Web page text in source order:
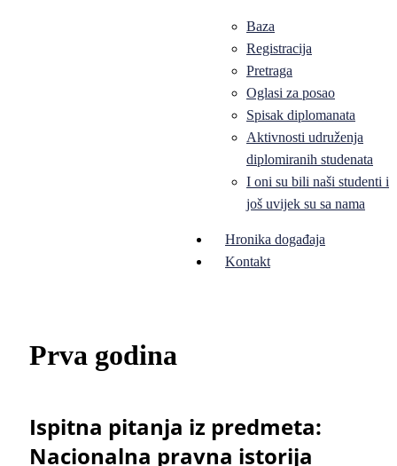
Baza
Registracija
Pretraga
Oglasi za posao
Spisak diplomanata
Aktivnosti udruženja
diplomiranih studenata
I oni su bili naši studenti i
još uvijek su sa nama
Hronika događaja
Kontakt
Prva godina
Ispitna pitanja iz predmeta:
Nacionalna pravna istorija